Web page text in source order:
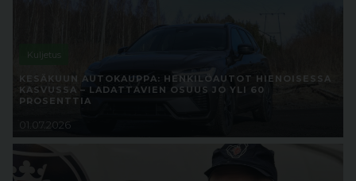
Kuljetus
KESÄKUUN AUTOKAUPPA: HENKILÖAUTOT HIENOISESSA
KASVUSSA – LADATTAVIEN OSUUS JO YLI 60
PROSENTTIA
01.07.2026